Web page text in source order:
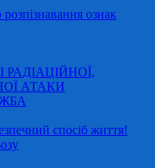
ознак
РАДІАЦІЙНОЇ,
АТАКИ
спосіб життя!